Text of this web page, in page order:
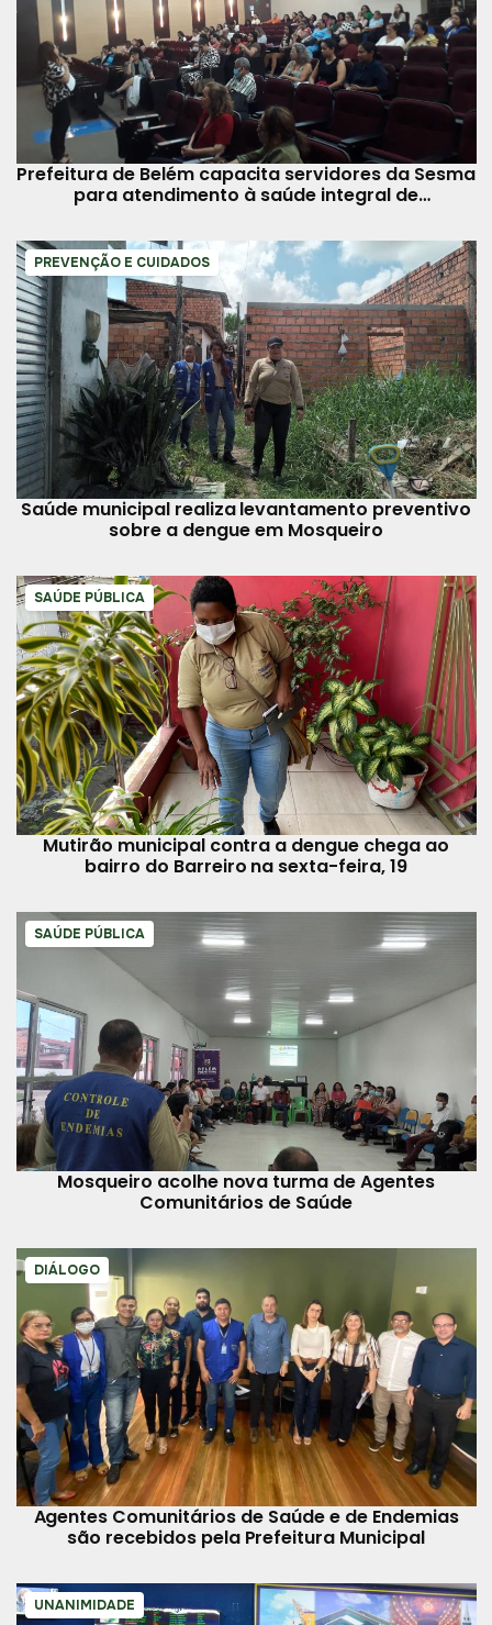
Prefeitura de Belém capacita servidores da Sesma
para atendimento à saúde integral de
PREVENÇÃO E CUIDADOS
Saúde municipal realiza levantamento preventivo
sobre a dengue em Mosqueiro
SAÚDE PÚBLICA
Mutirão municipal contra a dengue chega ao
bairro do Barreiro na sexta-feira, 19
SAÚDE PÚBLICA
Mosqueiro acolhe nova turma de Agentes
Comunitários de Saúde
DIÁLOGO
Agentes Comunitários de Saúde e de Endemias
são recebidos pela Prefeitura Municipal
UNANIMIDADE